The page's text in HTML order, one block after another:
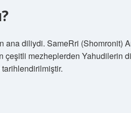
ana diliydi. SameRri (Shomronit)
çeşitli mezheplerden Yahudilerin